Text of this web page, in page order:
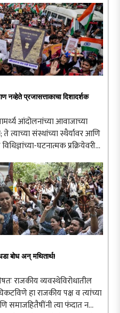
नव्हेते प्रजासत्ताकाचा दिशादर्शक
आंदोलनांच्या आवाजाच्या
त्याच्या संस्थांच्या स्थैर्यावर आणि
घटनात्मक प्रक्रियेवरील
बोध अन् मथितार्थ!
राजकीय व्यवस्थेविरोधातील
हा राजकीय पक्ष व त्यांच्या
समाजहितैषींनी त्या फंदात न